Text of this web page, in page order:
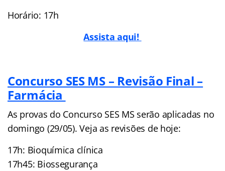
Horário: 17h
Assista aqui!
Concurso SES MS – Revisão Final –
Farmácia
As provas do Concurso SES MS serão aplicadas no
domingo (29/05). Veja as revisões de hoje:
17h: Bioquímica clínica
17h45: Biossegurança